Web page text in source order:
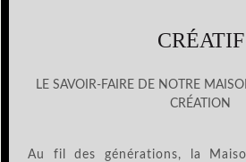
CRÉATIF
LE SAVOIR-FAIRE DE NOTRE
CRÉATION
Au fil des générations, la